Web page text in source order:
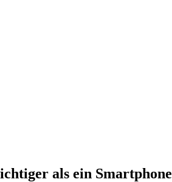
als ein Smartphone